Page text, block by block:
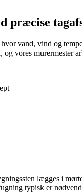
præcise
vand, vind og
vores murermester
lægges i
typisk er